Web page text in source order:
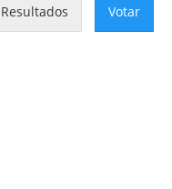
Resultados Votar